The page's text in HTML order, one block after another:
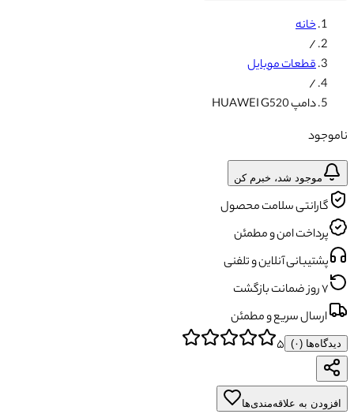
خانه
/
قطعات موبایل
/
دامپ HUAWEI G520
ناموجود
موجود شد، خبرم کن
گارانتی سلامت محصول
پرداخت امن و مطمئن
پشتیبانی آنلاین و تلفنی
۷ روز ضمانت بازگشت
ارسال سریع و مطمئن
دیدگاه‌ها (۰) ۵
افزودن به علاقه‌مندی‌ها